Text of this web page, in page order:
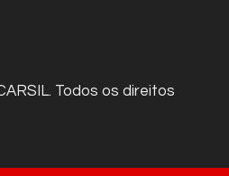
Todos os direitos